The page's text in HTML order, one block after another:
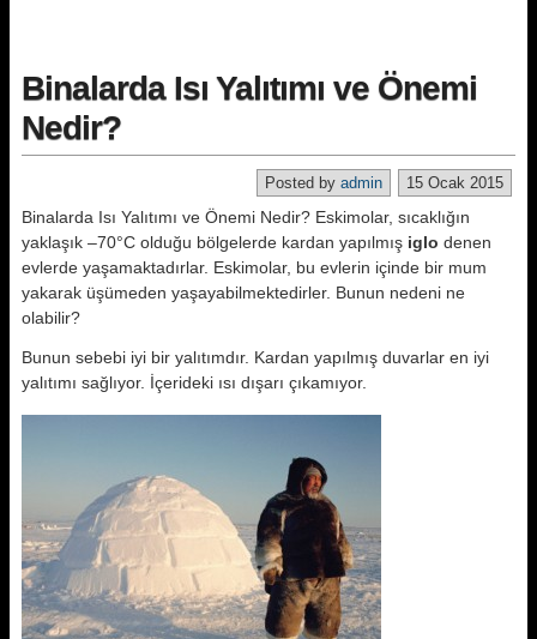
Binalarda Isı Yalıtımı ve Önemi
Nedir?
15 Ocak 2015
Posted by admin
Binalarda Isı Yalıtımı ve Önemi Nedir? Eskimolar, sıcaklığın
yaklaşık –70°C olduğu bölgelerde kardan yapılmış iglo denen
evlerde yaşamaktadırlar. Eskimolar, bu evlerin içinde bir mum
yakarak üşümeden yaşayabilmektedirler. Bunun nedeni ne
olabilir?
Bunun sebebi iyi bir yalıtımdır. Kardan yapılmış duvarlar en iyi
yalıtımı sağlıyor. İçerideki ısı dışarı çıkamıyor.